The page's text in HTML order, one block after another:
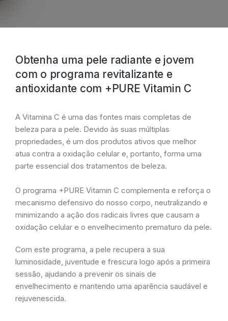
Obtenha uma pele radiante e jovem
com o programa revitalizante e
antioxidante com +PURE Vitamin C
A Vitamina C é uma das fontes mais completas de
beleza para a pele. Devido às suas múltiplas
propriedades, é um dos produtos ativos que melhor
atua contra a oxidação celular e, portanto, forma uma
parte essencial dos tratamentos de beleza.
O programa +PURE Vitamin C complementa e reforça o
mecanismo defensivo do nosso corpo, neutralizando e
minimizando a ação dos radicais livres que causam a
oxidação celular e o envelhecimento prematuro da pele.
Com este programa, a pele recupera a sua
luminosidade, juventude e frescura logo após a primeira
sessão, ajudando a prevenir os sinais de
envelhecimento e mantendo uma aparência saudável e
rejuvenescida.